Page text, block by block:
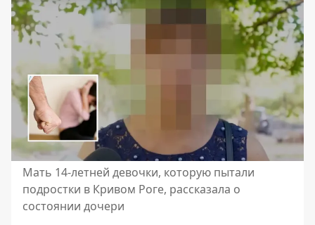
Мать 14-летней девочки, которую пытали
подростки в Кривом Роге, рассказала о
состоянии дочери